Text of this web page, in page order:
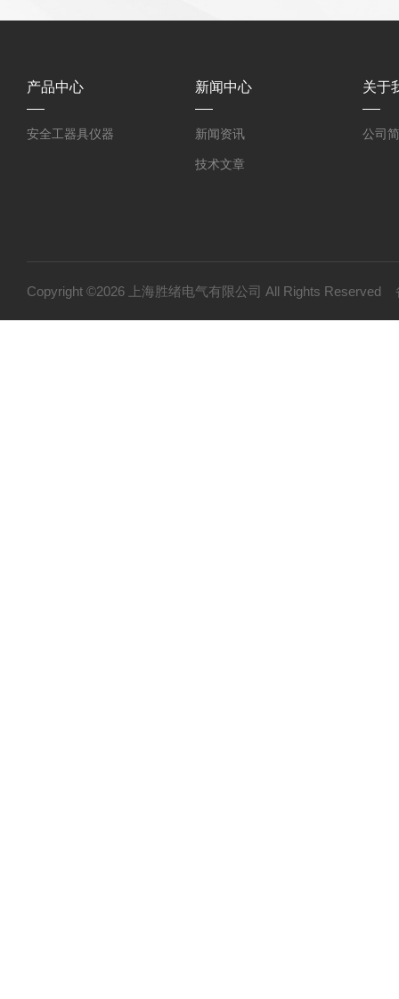
产品中心
安全工器具仪器
新闻中心
新闻资讯
技术文章
关于
公司
Copyright ©2026 上海胜绪电气有限公司 All Rights Reserved